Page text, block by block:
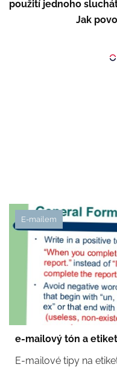
použití jednoho
Jak
E-mailem
e-mailový tón a
E-mailové tipy na